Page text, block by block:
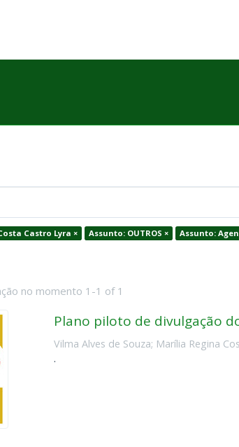
Castro Lyra × Assunto: OUTROS × Assunto:
no momento 1-1 of 1
Plano piloto de divulgação
Vilma Alves de Souza; Marília Regina
.